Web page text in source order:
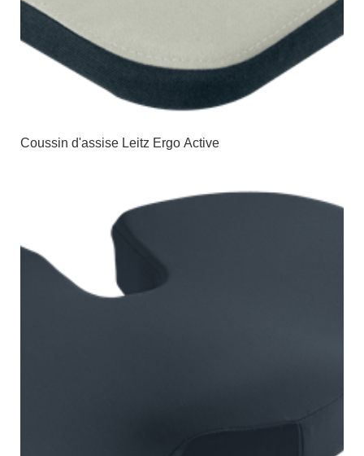
Coussin d'assise Leitz Ergo Active